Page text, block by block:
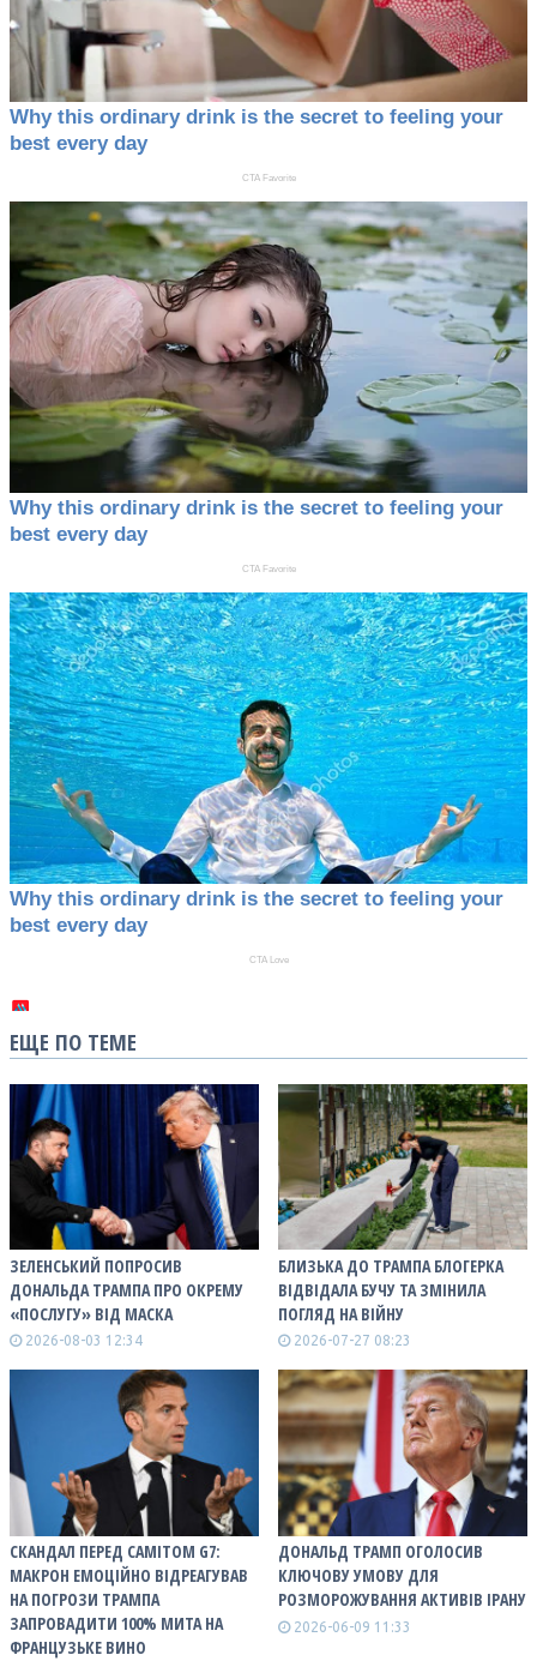
ЕЩЕ ПО ТЕМЕ
ЗЕЛЕНСЬКИЙ ПОПРОСИВ
ДОНАЛЬДА ТРАМПА ПРО ОКРЕМУ
«ПОСЛУГУ» ВІД МАСКА
2026-08-03 12:34
БЛИЗЬКА ДО ТРАМПА БЛОГЕРКА
ВІДВІДАЛА БУЧУ ТА ЗМІНИЛА
ПОГЛЯД НА ВІЙНУ
2026-07-27 08:23
СКАНДАЛ ПЕРЕД САМІТОМ G7:
МАКРОН ЕМОЦІЙНО ВІДРЕАГУВАВ
НА ПОГРОЗИ ТРАМПА
ЗАПРОВАДИТИ 100% МИТА НА
ФРАНЦУЗЬКЕ ВИНО
ДОНАЛЬД ТРАМП ОГОЛОСИВ
КЛЮЧОВУ УМОВУ ДЛЯ
РОЗМОРОЖУВАННЯ АКТИВІВ ІРАНУ
2026-06-09 11:33